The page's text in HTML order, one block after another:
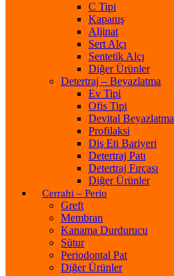
C Tipi
Kapanış
Aljinat
Sert Alçı
Sentetik Alçı
Diğer Ürünler
Detertraj – Beyazlatma
Ev Tipi
Ofis Tipi
Devital Beyazlatma
Profilaksi
Diş Eti Bariyeri
Detertraj Patı
Detertraj Fırçası
Diğer Ürünler
Cerrahi – Perio
Greft
Membran
Kanama Durdurucu
Sütur
Periodontal Pat
Diğer Ürünler